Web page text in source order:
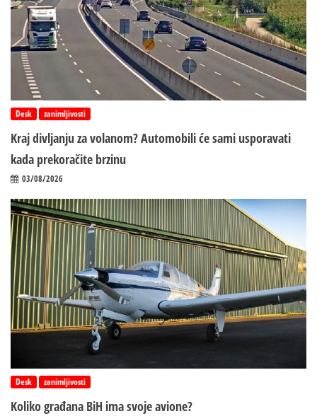
Desk zanimljivosti
Kraj divljanju za volanom? Automobili će sami usporavati
kada prekoračite brzinu
03/08/2026
Desk zanimljivosti
Koliko građana BiH ima svoje avione?